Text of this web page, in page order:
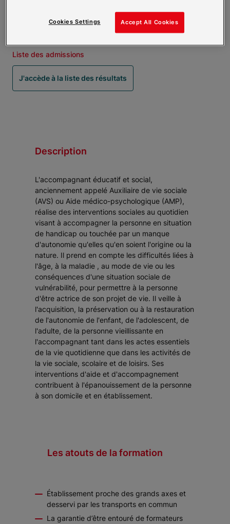
22 septembre 2025 - Ouverture des sélections
15 mars 2027 - Rentrée
Liste des admissions
J'accède à la liste des résultats
Description
L'accompagnant éducatif et social,
anciennement appelé Auxiliaire de vie sociale
(AVS) ou Aide médico-psychologique (AMP),
réalise des interventions sociales au quotidien
visant à accompagner la personne en situation
de handicap ou touchée par un manque
d'autonomie qu'elles qu'en soient l'origine ou la
nature. Il prend en compte les difficultés liées à
l'âge, à la maladie , au mode de vie ou les
conséquences d'une situation sociale de
vulnérabilité, pour permettre à la personne
d'être actrice de son projet de vie. Il veille à
l'acquisition, la préservation ou à la restauration
de l'autonomie de l'enfant, de l'adolescent, de
l'adulte, de la personne vieillissante en
l'accompagnant tant dans les actes essentiels
de la vie quotidienne que dans les activités de
la vie sociale, scolaire et de loisirs. Ses
interventions d'aide et d'accompagnement
contribuent à l'épanouissement de la personne
à son domicile et en établissement.
Les atouts de la formation
Établissement proche des grands axes et
desservi par les transports en commun
La garantie d’être entouré de formateurs
Accept All Cookies
Cookies Settings